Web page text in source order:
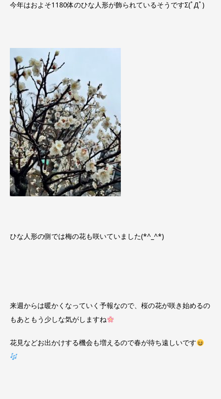
今年はおよそ1180体のひな人形が飾られているそうですΣ(ﾟДﾟ)
ひな人形の側では梅の花も咲いていました(*^_^*)
来週からは暖かくなっていく予報なので、桜の花が咲き始めるの
もあともう少しな気がしますね
花見などお出かけする機会も増えるので春が待ち遠しいです